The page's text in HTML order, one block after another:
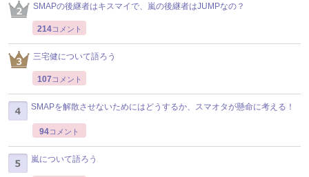
SMAPの後継者はキスマイで、嵐の後継者はJUMPなの？
214コメント
三宅健について語ろう
107 コメント
SMAPを解散させないためにはどうするか、スマオタが懸命に考える！
94コメント
嵐について語ろう